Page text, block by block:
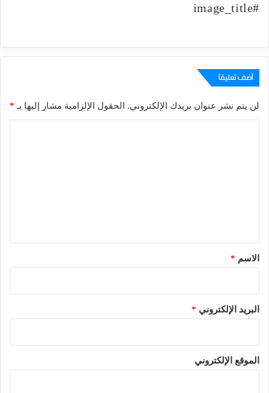
#image_title
أضف تعليقاً
لن يتم نشر عنوان بريدك الإلكتروني. الحقول الإلزامية مشار إليها بـ *
*الاسم *
البريد الإلكتروني *
الموقع الإلكتروني